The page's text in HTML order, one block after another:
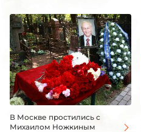
В Москве простились с
Михаилом Ножкиным